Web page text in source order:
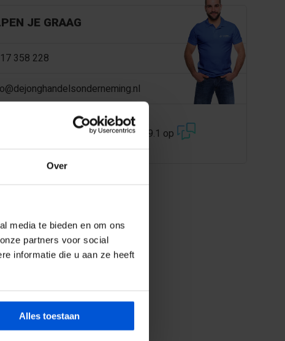
Over
media te bieden en om ons
partners voor social
informatie die u aan ze heeft
Alles toestaan
JE GRAAG
358 228
klanten geven ons een 9.1 op